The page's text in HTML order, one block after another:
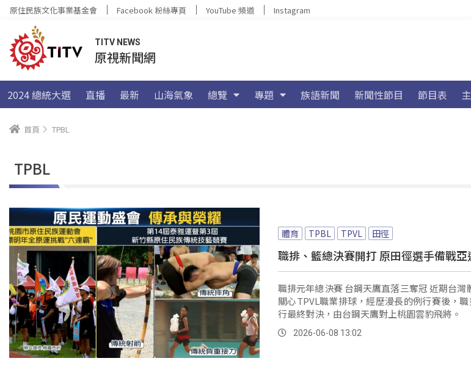
原住民族文化事業基金會 Facebook 粉絲專頁 YouTube 頻道 Instagram
TITV NEWS
原視新聞網
2024 總統大選 直播 最新 山海氣象 總覽 專題 族語新聞 新聞性節目 節目表
首頁 TPBL
TPBL
體育 TPBL TPVL 田徑
職排、籃總決賽開打 原田徑選手備戰亞
職排元年總決賽 台鋼天鷹直落三奪冠 近期台灣體壇真的非常熱鬧！首先來
關心TPVL職業排球，經歷漫長的例行賽後，
行最終對決，由台鋼天鷹對上桃園雲豹飛將。
2026-06-08 13:02